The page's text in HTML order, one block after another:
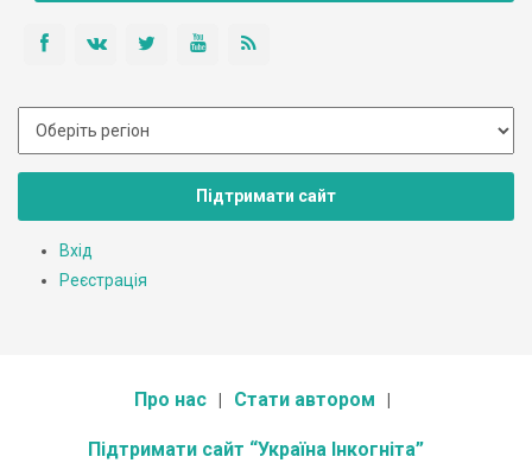
Підтримати сайт
Вхід
Реєстрація
Про нас Стати автором
Підтримати сайт “Україна Інкогніта”